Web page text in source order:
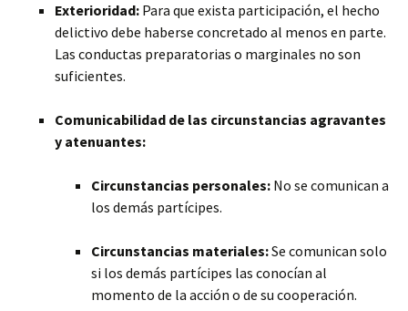
Exterioridad: Para que exista participación, el hecho
delictivo debe haberse concretado al menos en parte.
Las conductas preparatorias o marginales no son
suficientes.
Comunicabilidad de las circunstancias agravantes
y atenuantes:
Circunstancias personales: No se comunican a
los demás partícipes.
Circunstancias materiales:Se comunican solo
si los demás partícipes las conocían al
momento de la acción o de su cooperación.